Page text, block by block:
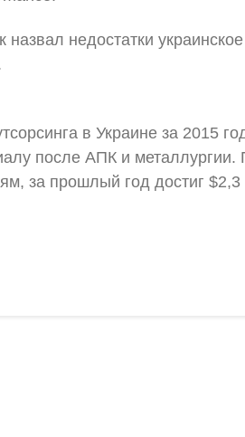
недостатки
в Украине за 2015
после АПК и металлургии.
за прошлый год достиг